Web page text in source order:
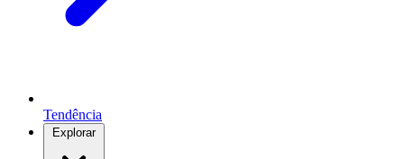
Tendência
Explorar